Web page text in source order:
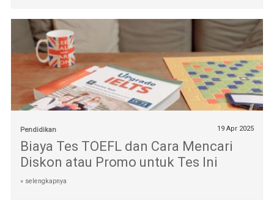
Pendidikan 19 Apr 2025
Biaya Tes TOEFL dan Cara Mencari
Diskon atau Promo untuk Tes Ini
» selengkapnya